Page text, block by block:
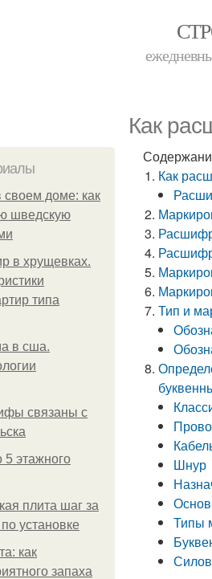
Как
доме: как
шведскую
в хрущевках.
типа
в сша.
связаны с
5 этажного
плита шаг за
установке
как
запаха
Как
Тип и
Шнур
Типы